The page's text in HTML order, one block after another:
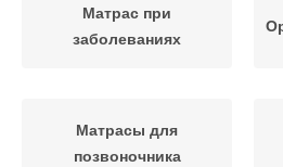
Матрас при
заболеваниях
Матрасы для
позвоночника